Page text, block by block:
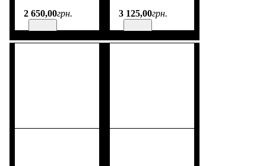
Ширина: 1050
2 650,00грн.
3 125,00грн.